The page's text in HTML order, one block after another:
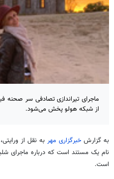
ماجرای تیراندازی تصادفی سر صحنه
از شبکه هولو پخش می‌شود.
به گزارش خبرگزاری مهر به نقل از
نام یک مستند است که درباره ماجرای
است.